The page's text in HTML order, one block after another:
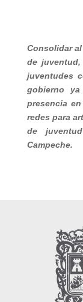
Consolidar
de
juventudes
gobierno
presencia
redes para
de
Campeche.